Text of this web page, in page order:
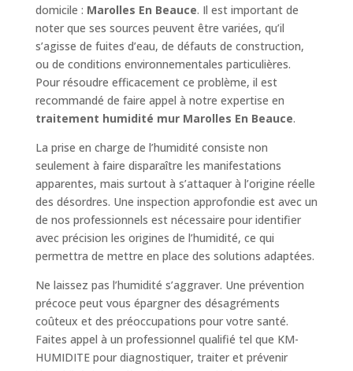
domicile : Marolles En Beauce. Il est important de
noter que ses sources peuvent être variées, qu’il
s’agisse de fuites d’eau, de défauts de construction,
ou de conditions environnementales particulières.
Pour résoudre efficacement ce problème, il est
recommandé de faire appel à notre expertise en
traitement humidité mur Marolles En Beauce.
La prise en charge de l’humidité consiste non
seulement à faire disparaître les manifestations
apparentes, mais surtout à s’attaquer à l’origine réelle
des désordres. Une inspection approfondie est avec un
de nos professionnels est nécessaire pour identifier
avec précision les origines de l’humidité, ce qui
permettra de mettre en place des solutions adaptées.
Ne laissez pas l’humidité s’aggraver. Une prévention
précoce peut vous épargner des désagréments
coûteux et des préoccupations pour votre santé.
Faites appel à un professionnel qualifié tel que KM-
HUMIDITE pour diagnostiquer, traiter et prévenir